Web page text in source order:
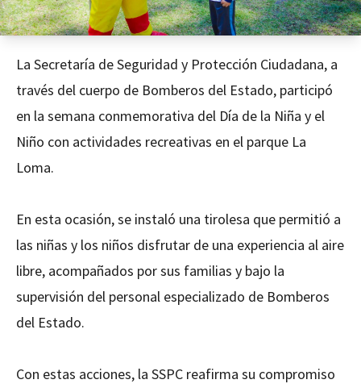
La Secretaría de Seguridad y Protección Ciudadana, a
través del cuerpo de Bomberos del Estado, participó
en la semana conmemorativa del Día de la Niña y el
Niño con actividades recreativas en el parque La
Loma.
En esta ocasión, se instaló una tirolesa que permitió a
las niñas y los niños disfrutar de una experiencia al aire
libre, acompañados por sus familias y bajo la
supervisión del personal especializado de Bomberos
del Estado.
Con estas acciones, la SSPC reafirma su compromiso